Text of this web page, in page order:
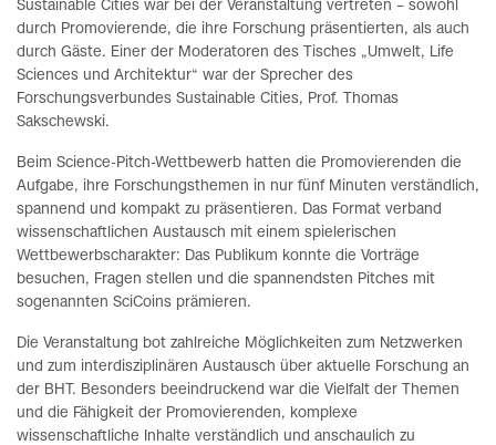
Sustainable Cities war bei der Veranstaltung vertreten – sowohl
durch Promovierende, die ihre Forschung präsentierten, als auch
durch Gäste. Einer der Moderatoren des Tisches „Umwelt, Life
Sciences und Architektur“ war der Sprecher des
Forschungsverbundes Sustainable Cities, Prof. Thomas
Sakschewski.
Beim Science-Pitch-Wettbewerb hatten die Promovierenden die
Aufgabe, ihre Forschungsthemen in nur fünf Minuten verständlich,
spannend und kompakt zu präsentieren. Das Format verband
wissenschaftlichen Austausch mit einem spielerischen
Wettbewerbscharakter: Das Publikum konnte die Vorträge
besuchen, Fragen stellen und die spannendsten Pitches mit
sogenannten SciCoins prämieren.
Die Veranstaltung bot zahlreiche Möglichkeiten zum Netzwerken
und zum interdisziplinären Austausch über aktuelle Forschung an
der BHT. Besonders beeindruckend war die Vielfalt der Themen
und die Fähigkeit der Promovierenden, komplexe
wissenschaftliche Inhalte verständlich und anschaulich zu